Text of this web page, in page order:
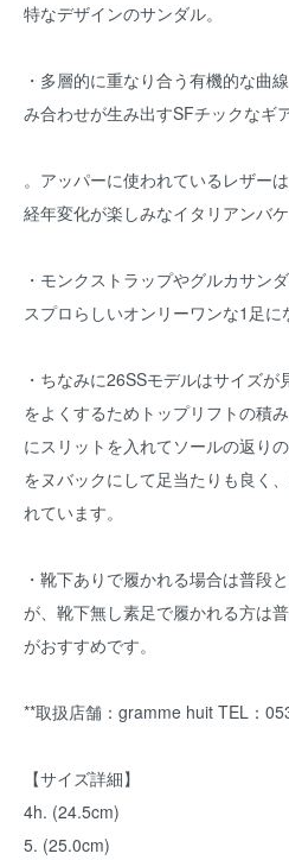
特なデザインのサンダル。
・多層的に重なり合う有機的な曲
み合わせが生み出すSFチックなギア
。アッパーに使われているレザー
経年変化が楽しみなイタリアンバ
・モンクストラップやグルカサン
スプロらしいオンリーワンな1足に
・ちなみに26SSモデルはサイズ
をよくするためトップリフトの積
にスリットを入れてソールの返り
をヌバックにして足当たりも良く
れています。
・靴下ありで履かれる場合は普段
が、靴下無し素足で履かれる方は
がおすすめです。
**取扱店舗：gramme huit TEL：
【サイズ詳細】
4h. (24.5cm)
5. (25.0cm)